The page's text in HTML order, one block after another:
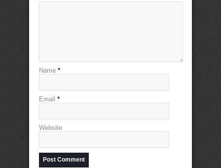
Name *
Email *
Website